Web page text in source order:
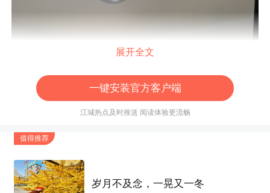
展开全文
一键安装官方客户端
江城热点及时推送 阅读体验更流畅
值得推荐
岁月不及念，一晃又一冬